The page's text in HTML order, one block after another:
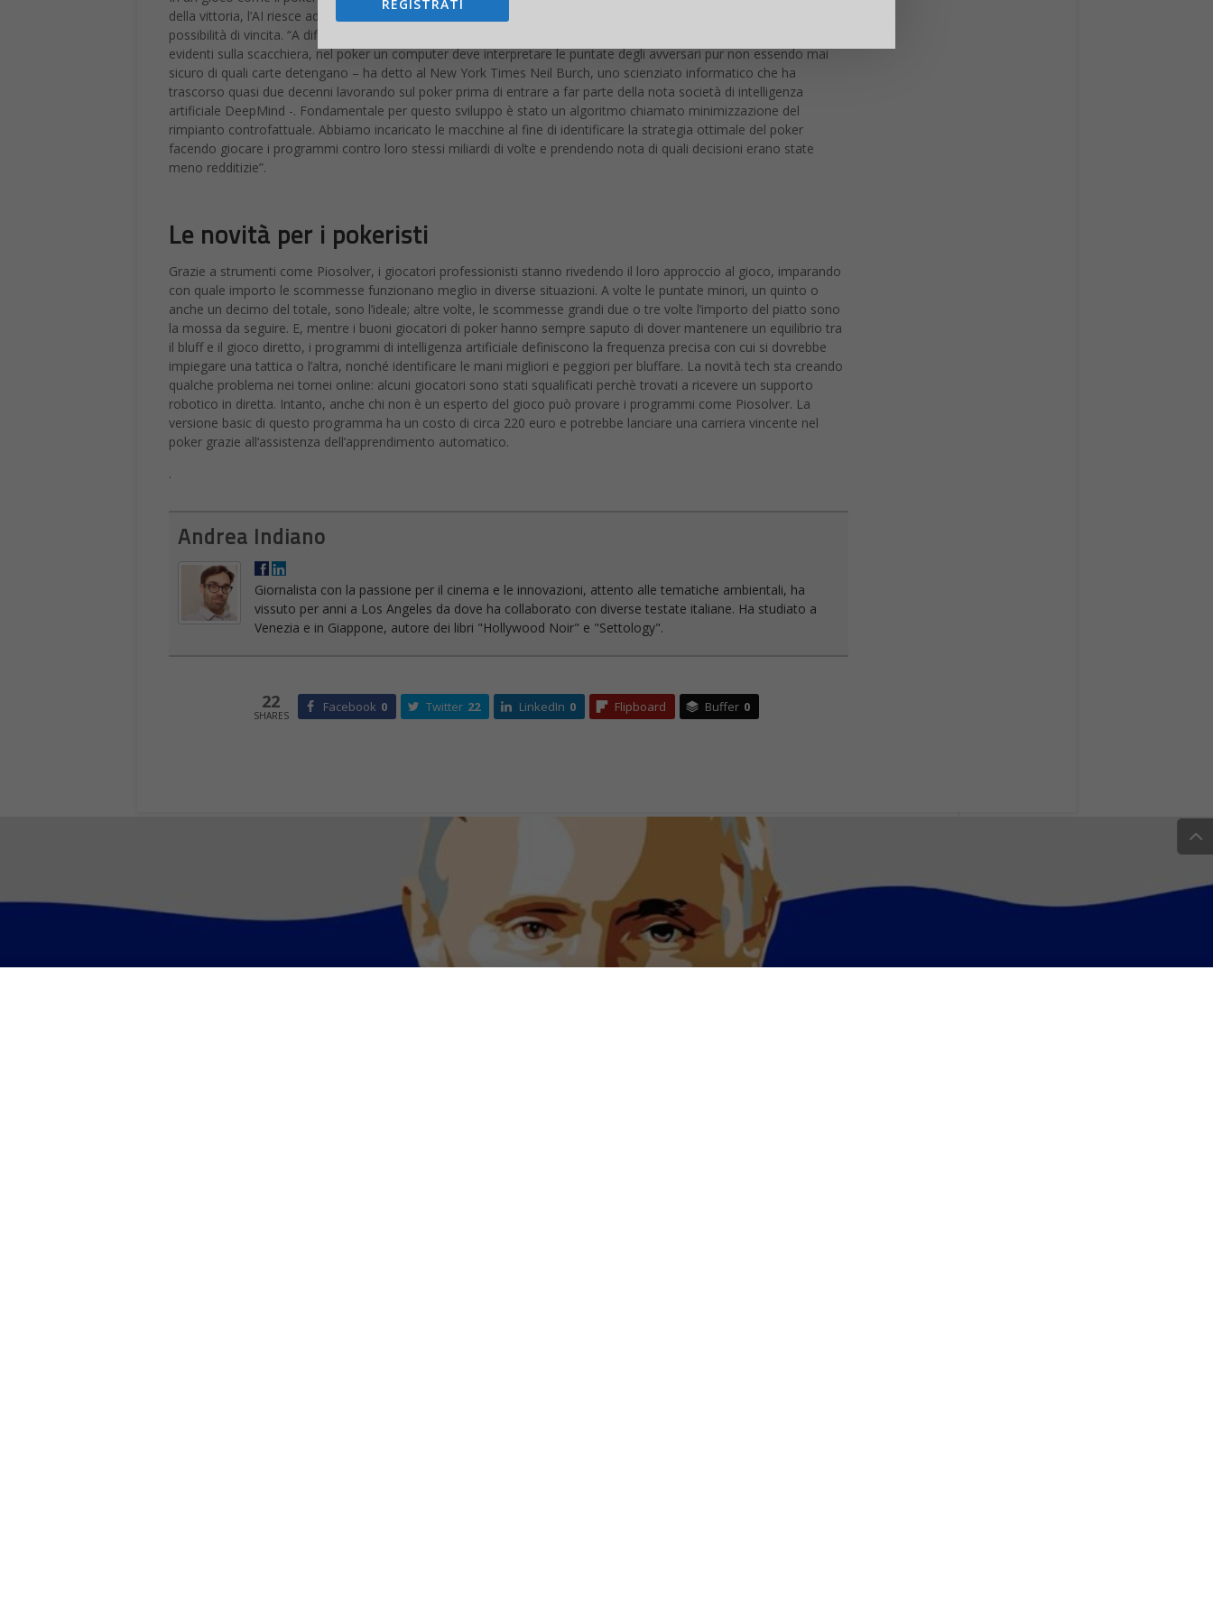
della vittoria, l’AI riesce ad analizzare in poco tempo le opzioni per il giocatore e indicare la scelta con le più alte
possibilità di vincita. “A differenza degli scacchi o del backgammon, in cui le mosse di entrambi i giocatori sono
evidenti sulla scacchiera, nel poker un computer deve interpretare le puntate degli avversari pur non essendo mai
sicuro di quali carte detengano – ha detto al New York Times Neil Burch, uno scienziato informatico che ha
trascorso quasi due decenni lavorando sul poker prima di entrare a far parte della nota società di intelligenza
artificiale DeepMind -. Fondamentale per questo sviluppo è stato un algoritmo chiamato minimizzazione del
rimpianto controfattuale. Abbiamo incaricato le macchine al fine di identificare la strategia ottimale del poker
facendo giocare i programmi contro loro stessi miliardi di volte e prendendo nota di quali decisioni erano state
meno redditizie”.
Le novità per i pokeristi
Grazie a strumenti come Piosolver, i giocatori professionisti stanno rivedendo il loro approccio al gioco, imparando
con quale importo le scommesse funzionano meglio in diverse situazioni. A volte le puntate minori, un quinto o
anche un decimo del totale, sono l’ideale; altre volte, le scommesse grandi due o tre volte l’importo del piatto sono
la mossa da seguire. E, mentre i buoni giocatori di poker hanno sempre saputo di dover mantenere un equilibrio tra
il bluff e il gioco diretto, i programmi di intelligenza artificiale definiscono la frequenza precisa con cui si dovrebbe
impiegare una tattica o l’altra, nonché identificare le mani migliori e peggiori per bluffare. La novità tech sta creando
qualche problema nei tornei online: alcuni giocatori sono stati squalificati perchè trovati a ricevere un supporto
robotico in diretta. Intanto, anche chi non è un esperto del gioco può provare i programmi come Piosolver. La
versione basic di questo programma ha un costo di circa 220 euro e potrebbe lanciare una carriera vincente nel
poker grazie all’assistenza dell’apprendimento automatico.
.
Andrea Indiano
Giornalista con la passione per il cinema e le innovazioni, attento alle tematiche ambientali, ha
vissuto per anni a Los Angeles da dove ha collaborato con diverse testate italiane. Ha studiato a
Venezia e in Giappone, autore dei libri "Hollywood Noir" e "Settology".
22
SHARES
Facebook 0 Twitter 22 LinkedIn 0 Flipboard Buffer 0
REGISTRATI